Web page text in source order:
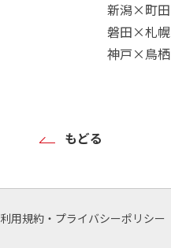
新潟×町田
磐田×札幌
神戸×鳥栖
もどる
利用規約・プライバシーポリシー